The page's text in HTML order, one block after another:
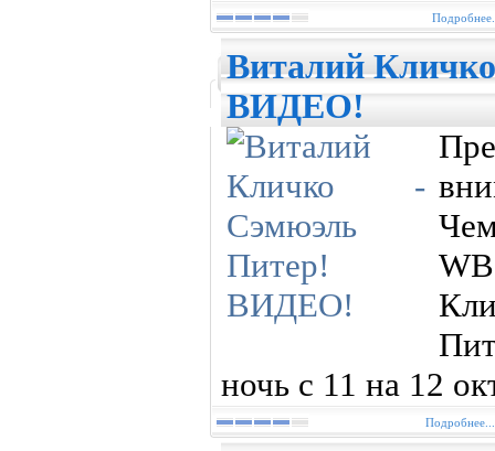
Виталий
ВИДЕО!
ночь с 11 на 12
Подробнее...